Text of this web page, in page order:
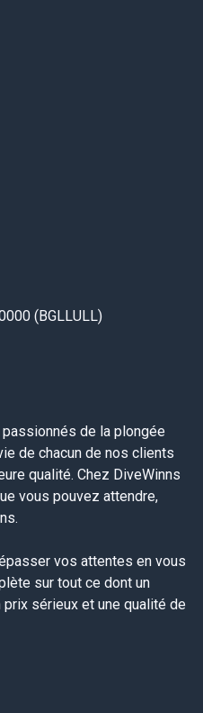
(BGLLULL)
de la plongée
de chacun de nos clients
qualité. Chez DiveWinns
vous pouvez attendre,
vos attentes en vous
sur tout ce dont un
sérieux et une qualité de